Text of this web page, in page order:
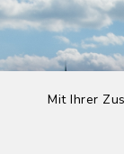
Mit Ihrer